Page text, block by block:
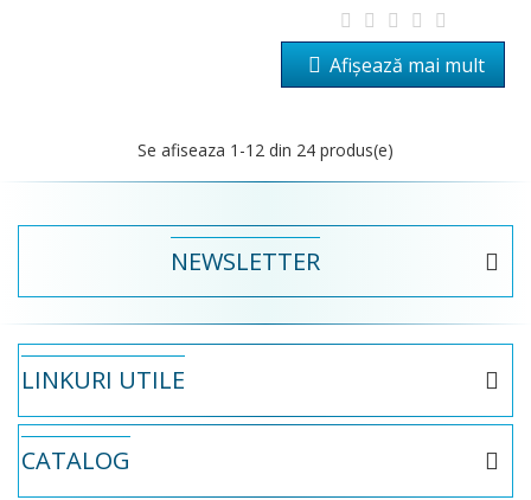
Afișează mai mult
Se afiseaza 1 -12 din 24 produs(e)
NEWSLETTER
LINKURI UTILE
CATALOG